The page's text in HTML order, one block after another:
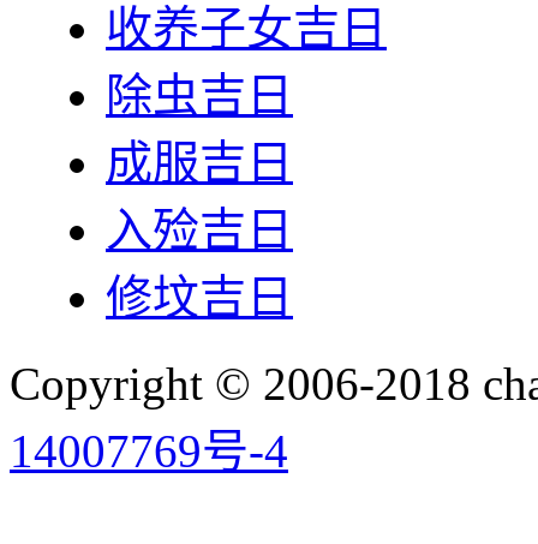
收养子女吉日
除虫吉日
成服吉日
入殓吉日
修坟吉日
Copyright © 2006-2018
14007769号-4